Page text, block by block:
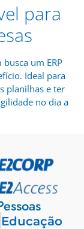
para
busca um ERP
Ideal para
planilhas e ter
no dia a
Educação